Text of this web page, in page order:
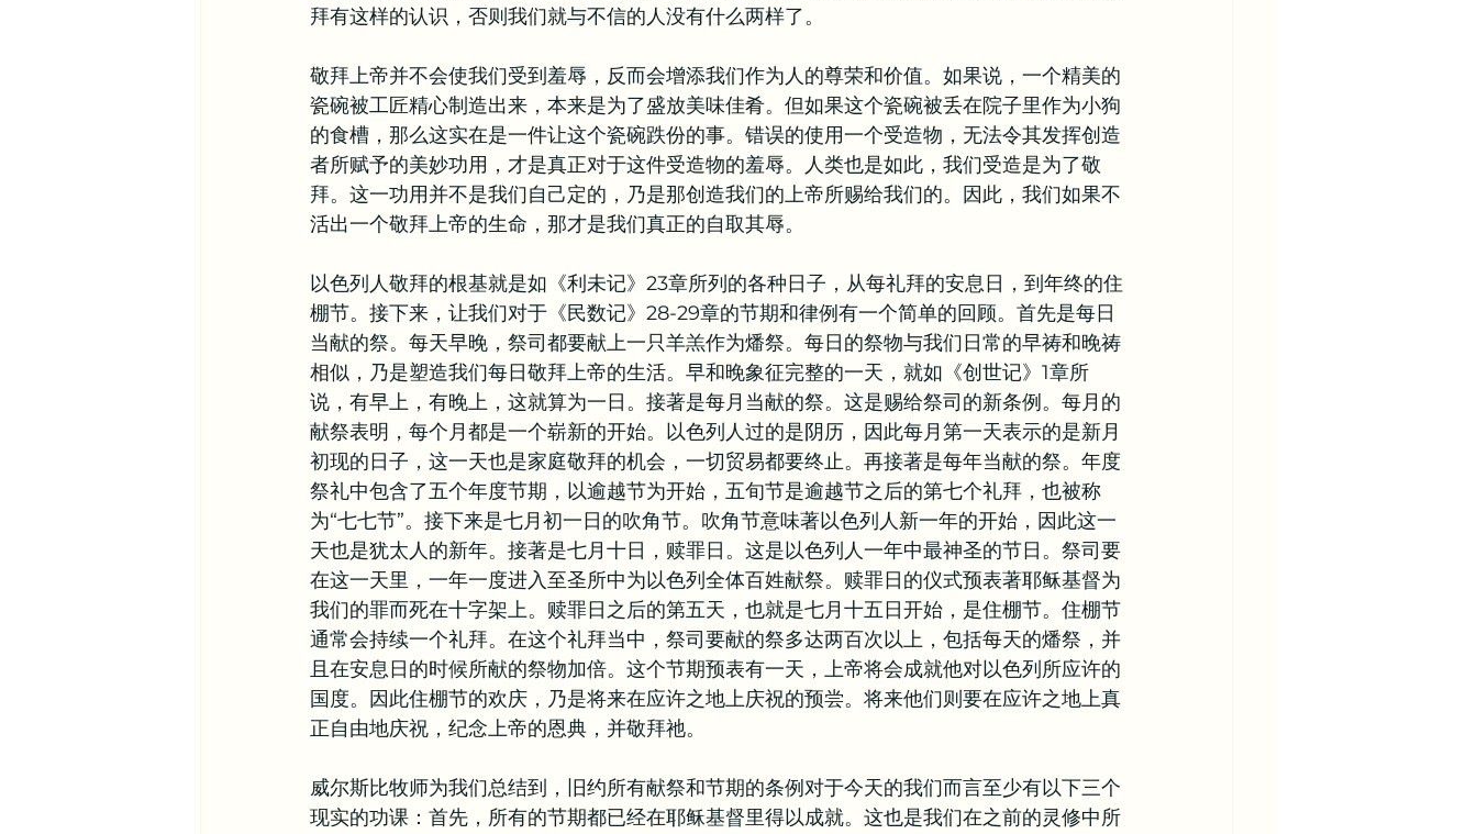
拜有这样的认识，否则我们就与不信的人没有什么两样了。
敬拜上帝并不会使我们受到羞辱，反而会增添我们作为人的尊荣和价值。如果说，一个精美的
瓷碗被工匠精心制造出来，本来是为了盛放美味佳肴。但如果这个瓷碗被丢在院子里作为小狗
的食槽，那么这实在是一件让这个瓷碗跌份的事。错误的使用一个受造物，无法令其发挥创造
者所赋予的美妙功用，才是真正对于这件受造物的羞辱。人类也是如此，我们受造是为了敬
拜。这一功用并不是我们自己定的，乃是那创造我们的上帝所赐给我们的。因此，我们如果不
活出一个敬拜上帝的生命，那才是我们真正的自取其辱。
以色列人敬拜的根基就是如《利未记》23章所列的各种日子，从每礼拜的安息日，到年终的住
棚节。接下来，让我们对于《民数记》28-29章的节期和律例有一个简单的回顾。首先是每日
当献的祭。每天早晚，祭司都要献上一只羊羔作为燔祭。每日的祭物与我们日常的早祷和晚祷
相似，乃是塑造我们每日敬拜上帝的生活。早和晚象征完整的一天，就如《创世记》1章所
说，有早上，有晚上，这就算为一日。接著是每月当献的祭。这是赐给祭司的新条例。每月的
献祭表明，每个月都是一个崭新的开始。以色列人过的是阴历，因此每月第一天表示的是新月
初现的日子，这一天也是家庭敬拜的机会，一切贸易都要终止。再接著是每年当献的祭。年度
祭礼中包含了五个年度节期，以逾越节为开始，五旬节是逾越节之后的第七个礼拜，也被称
为“七七节”。接下来是七月初一日的吹角节。吹角节意味著以色列人新一年的开始，因此这一
天也是犹太人的新年。接著是七月十日，赎罪日。这是以色列人一年中最神圣的节日。祭司要
在这一天里，一年一度进入至圣所中为以色列全体百姓献祭。赎罪日的仪式预表著耶稣基督为
我们的罪而死在十字架上。赎罪日之后的第五天，也就是七月十五日开始，是住棚节。住棚节
通常会持续一个礼拜。在这个礼拜当中，祭司要献的祭多达两百次以上，包括每天的燔祭，并
且在安息日的时候所献的祭物加倍。这个节期预表有一天，上帝将会成就他对以色列所应许的
国度。因此住棚节的欢庆，乃是将来在应许之地上庆祝的预尝。将来他们则要在应许之地上真
正自由地庆祝，纪念上帝的恩典，并敬拜祂。
威尔斯比牧师为我们总结到，旧约所有献祭和节期的条例对于今天的我们而言至少有以下三个
现实的功课：首先，所有的节期都已经在耶稣基督里得以成就。这也是我们在之前的灵修中所